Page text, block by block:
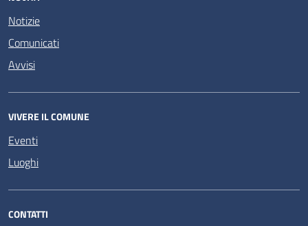
Notizie
Comunicati
Avvisi
VIVERE IL COMUNE
Eventi
Luoghi
CONTATTI